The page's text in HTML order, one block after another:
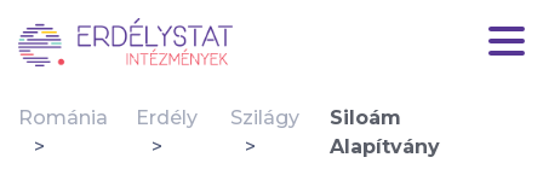
Románia Erdély Szilágy
Siloám
Alapítvány